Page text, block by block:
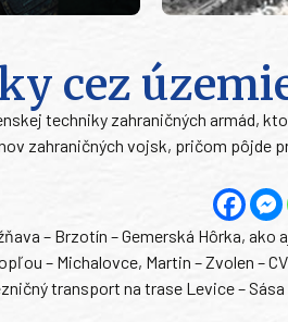
cez
techniky zahraničných armád,
zahraničných vojsk, pričom pôjde
– Brzotín – Gemerská Hôrka, ako
– Michalovce, Martin – Zvolen –
transport na trase Levice –